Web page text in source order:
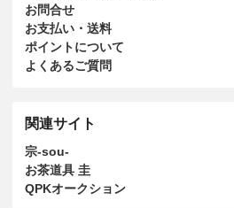
お問合せ
お支払い・送料
ポイントについて
よくあるご質問
関連サイト
宗-sou-
お茶道具 圭
QPKオークション